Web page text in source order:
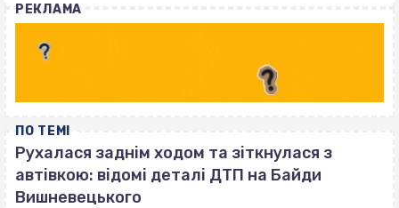
РЕКЛАМА
ПО ТЕМІ
Рухалася заднім ходом та зіткнулася з
автівкою: відомі деталі ДТП на Байди
Вишневецького